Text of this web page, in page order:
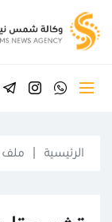
الرئيسية ملف